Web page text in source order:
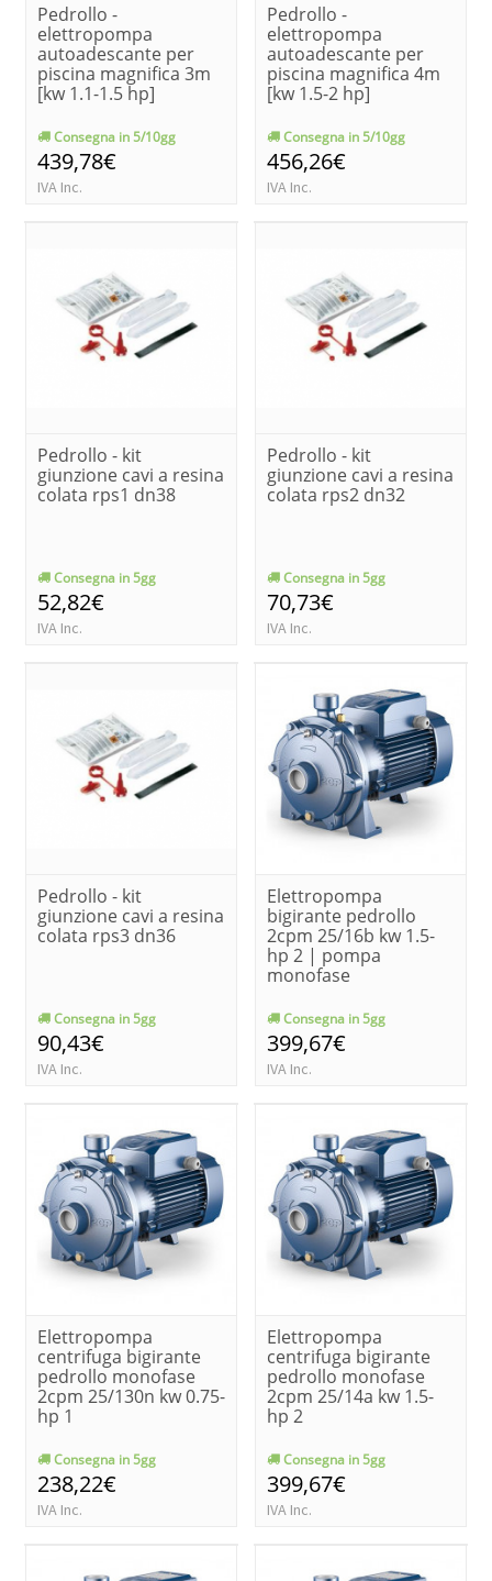
Pedrollo -
elettropompa
autoadescante per
piscina magnifica 3m
[kw 1.1-1.5 hp]
Consegna in 5/10gg
439,78€
IVA Inc.
Pedrollo -
elettropompa
autoadescante per
piscina magnifica 4m
[kw 1.5-2 hp]
Consegna in 5/10gg
456,26€
IVA Inc.
Pedrollo - kit
giunzione cavi a resina
colata rps1 dn38
Consegna in 5gg
52,82€
IVA Inc.
Pedrollo - kit
giunzione cavi a resina
colata rps2 dn32
Consegna in 5gg
70,73€
IVA Inc.
Pedrollo - kit
giunzione cavi a resina
colata rps3 dn36
Consegna in 5gg
90,43€
IVA Inc.
Elettropompa
bigirante pedrollo
2cpm 25/16b kw 1.5-
hp 2 | pompa
monofase
Consegna in 5gg
399,67€
IVA Inc.
Elettropompa
centrifuga bigirante
pedrollo monofase
2cpm 25/130n kw 0.75-
hp 1
Consegna in 5gg
238,22€
IVA Inc.
Elettropompa
centrifuga bigirante
pedrollo monofase
2cpm 25/14a kw 1.5-
hp 2
Consegna in 5gg
399,67€
IVA Inc.